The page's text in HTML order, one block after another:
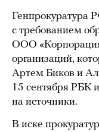
Генпрокуратура
с требованием
ООО
организаций,
Артем Биков и
15 сентября РБК
на источники.
В иске